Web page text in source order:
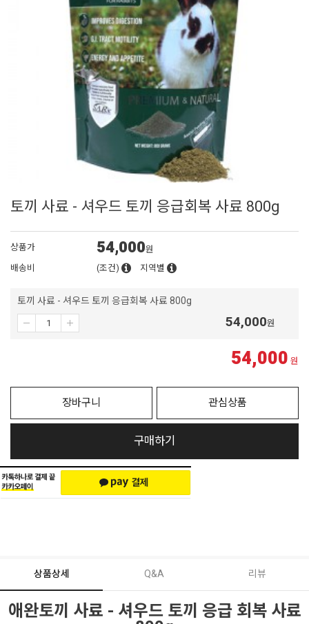
토끼 사료 - 셔우드 토끼 응급회복 사료 800g
상품가 54,000원
배송비
(조건) 지역별
토끼 사료 - 셔우드 토끼 응급회복 사료 800g
54,000원
54,000 원
장바구니 관심상품
구매하기
상품상세 Q&A 리뷰
애완토끼 사료 - 셔우드 토끼 응급 회복 사료